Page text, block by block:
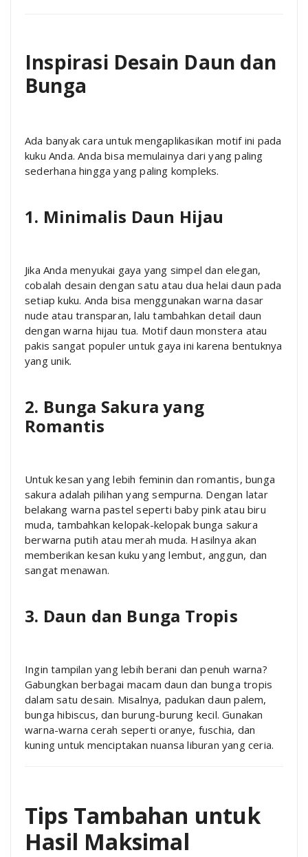
Inspirasi Desain Daun dan
Bunga
Ada banyak cara untuk mengaplikasikan motif ini pada
kuku Anda. Anda bisa memulainya dari yang paling
sederhana hingga yang paling kompleks.
1. Minimalis Daun Hijau
Jika Anda menyukai gaya yang simpel dan elegan,
cobalah desain dengan satu atau dua helai daun pada
setiap kuku. Anda bisa menggunakan warna dasar
nude atau transparan, lalu tambahkan detail daun
dengan warna hijau tua. Motif daun monstera atau
pakis sangat populer untuk gaya ini karena bentuknya
yang unik.
2. Bunga Sakura yang
Romantis
Untuk kesan yang lebih feminin dan romantis, bunga
sakura adalah pilihan yang sempurna. Dengan latar
belakang warna pastel seperti baby pink atau biru
muda, tambahkan kelopak-kelopak bunga sakura
berwarna putih atau merah muda. Hasilnya akan
memberikan kesan kuku yang lembut, anggun, dan
sangat menawan.
3. Daun dan Bunga Tropis
Ingin tampilan yang lebih berani dan penuh warna?
Gabungkan berbagai macam daun dan bunga tropis
dalam satu desain. Misalnya, padukan daun palem,
bunga hibiscus, dan burung-burung kecil. Gunakan
warna-warna cerah seperti oranye, fuschia, dan
kuning untuk menciptakan nuansa liburan yang ceria.
Tips Tambahan untuk
Hasil Maksimal